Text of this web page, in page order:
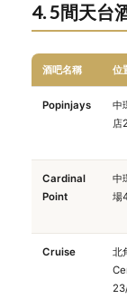
4. 5間天台
酒吧名稱 位
Popinjays
中
店
Cardinal
Point
中
場
Cruise
北